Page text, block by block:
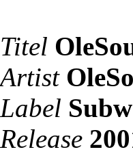
Titel
Artist
Label
Release